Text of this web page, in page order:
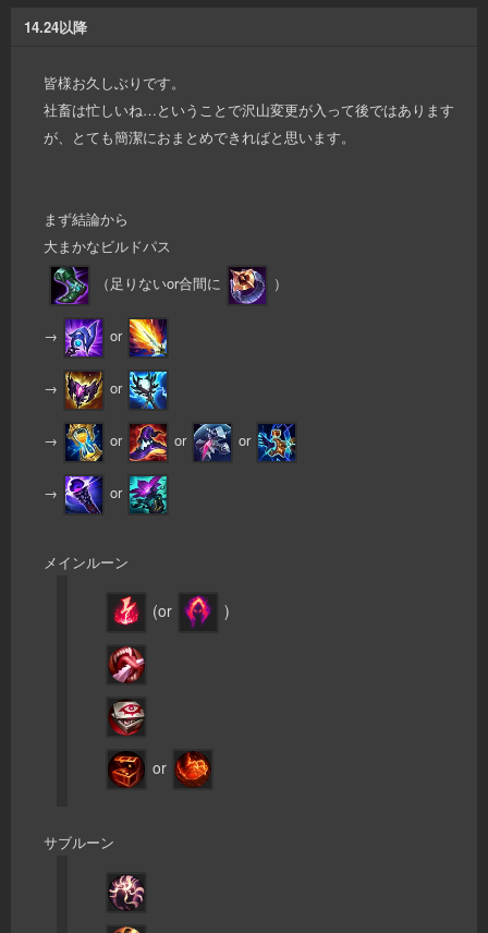
14.24以降
皆様お久しぶりです。
社畜は忙しいね…ということで沢山変更が入って後ではあります
が、とても簡潔におまとめできればと思います。
まず結論から
大まかなビルドパス
（足りないor合間に
）
→ or
→ or
→ or or or
→ or
メインルーン
(or )
or
サブルーン